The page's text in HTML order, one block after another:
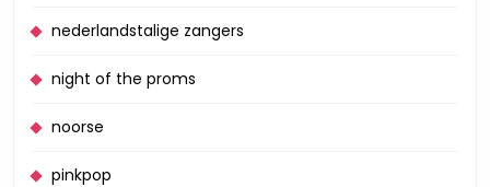
nederlandstalige zangers
night of the proms
noorse
pinkpop